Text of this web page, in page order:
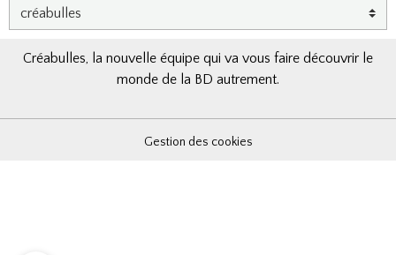
Créabulles, la nouvelle équipe qui va vous faire découvrir le
monde de la BD autrement.
Gestion des cookies